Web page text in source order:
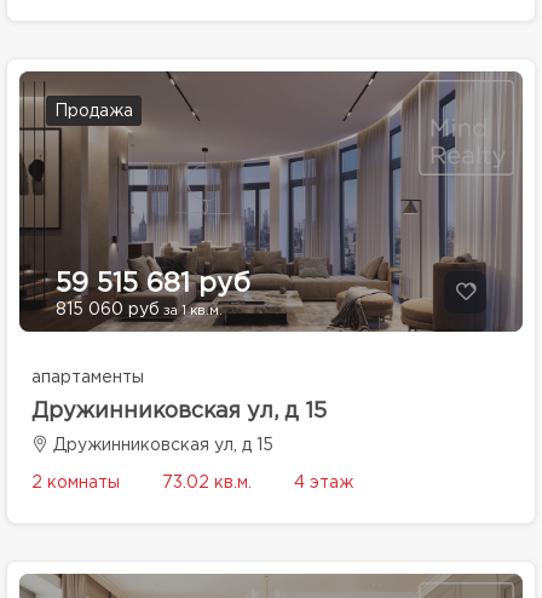
Продажа
59 515 681 руб
815 060 руб за 1 кв.м.
апартаменты
Дружинниковская ул, д 15
Дружинниковская ул, д 15
2 комнаты 73.02 кв.м. 4 этаж